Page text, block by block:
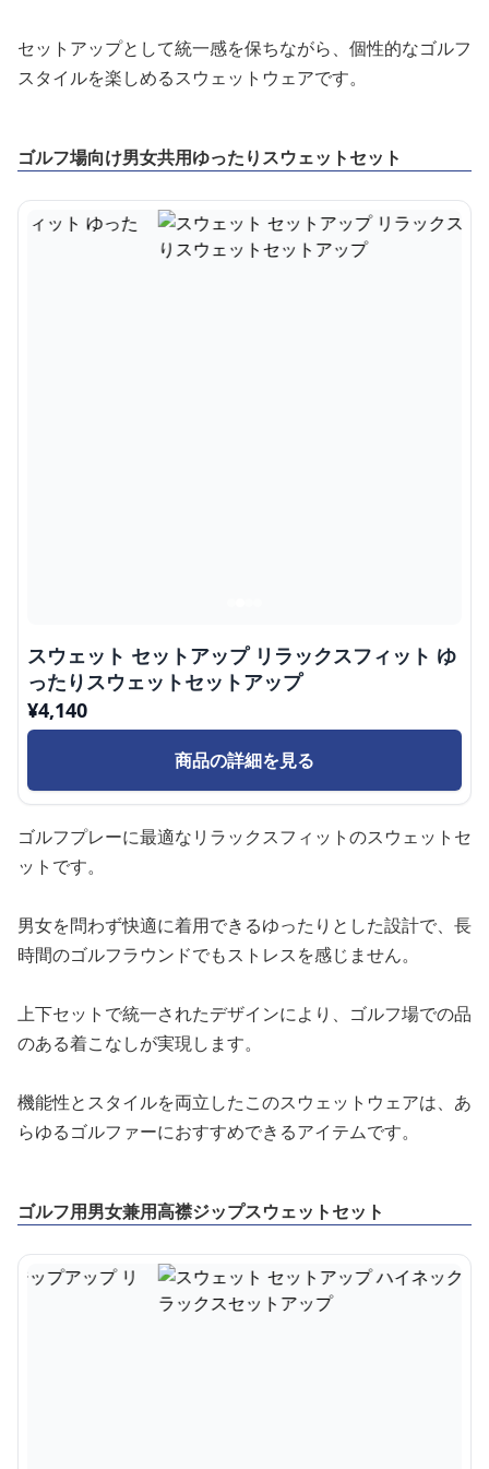
セットアップとして統一感を保ちながら、個性的なゴルフ
スタイルを楽しめるスウェットウェアです。
ゴルフ場向け男女共用ゆったりスウェットセット
スウェット セットアップ リラックスフィット ゆ
ったりスウェットセットアップ
¥4,140
商品の詳細を見る
ゴルフプレーに最適なリラックスフィットのスウェットセ
ットです。
男女を問わず快適に着用できるゆったりとした設計で、長
時間のゴルフラウンドでもストレスを感じません。
上下セットで統一されたデザインにより、ゴルフ場での品
のある着こなしが実現します。
機能性とスタイルを両立したこのスウェットウェアは、あ
らゆるゴルファーにおすすめできるアイテムです。
ゴルフ用男女兼用高襟ジップスウェットセット